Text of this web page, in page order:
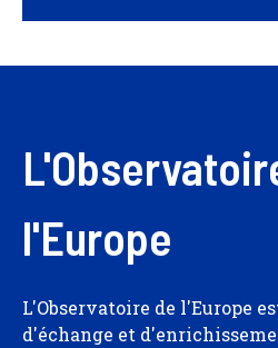
l'Europe
L'Observatoire de l'Europe
d'échange et